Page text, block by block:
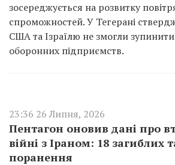
зосереджується на розвитку
спроможностей. У Тегерані
США та Ізраїлю не змогли
оборонних підприємств.
23:36 26 Липня, 2026
Пентагон оновив дані про
війні з Іраном: 18 загиблих
поранення